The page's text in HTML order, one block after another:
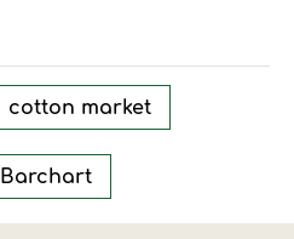
cotton market
Barchart